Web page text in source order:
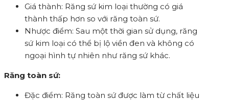
Giá thành: Răng sứ kim loại thường có giá
thành thấp hơn so với răng toàn sứ.
Nhược điểm: Sau một thời gian sử dụng, răng
sứ kim loại có thể bị lộ viền đen và không có
ngoại hình tự nhiên như răng sứ khác.
Răng toàn sứ:
Đặc điểm: Răng toàn sứ được làm từ chất liệu